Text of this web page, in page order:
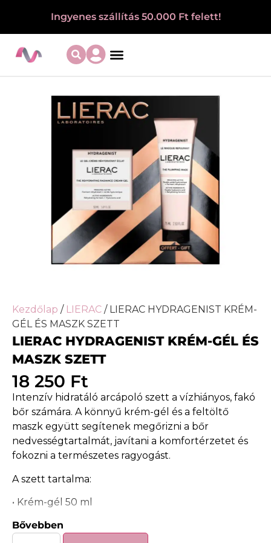
Ingyenes szállítás 50.000 Ft felett!
Kezdőlap / LIERAC / LIERAC HYDRAGENIST KRÉM-
GÉL ÉS MASZK SZETT
LIERAC HYDRAGENIST KRÉM-GÉL ÉS
MASZK SZETT
18 250 Ft
Intenzív hidratáló arcápoló szett a vízhiányos, fakó
bőr számára. A könnyű krém-gél és a feltöltő
maszk együtt segítenek megőrizni a bőr
nedvességtartalmát, javítani a komfortérzetet és
fokozni a természetes ragyogást.
A szett tartalma:
• Krém-gél 50 ml
• Bőrfeltöltő maszk 75 ml
Bővebben